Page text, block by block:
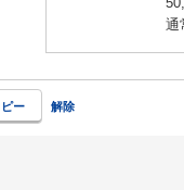
通
ー 解除